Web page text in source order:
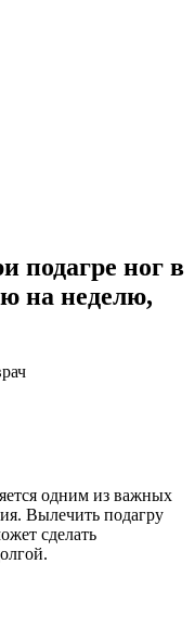
подагре ног в
на неделю,
одним из важных
Вылечить подагру
сделать